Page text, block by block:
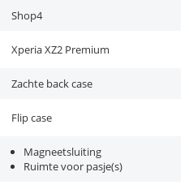
Shop4
Xperia XZ2 Premium
Zachte back case
Flip case
Magneetsluiting
Ruimte voor pasje(s)